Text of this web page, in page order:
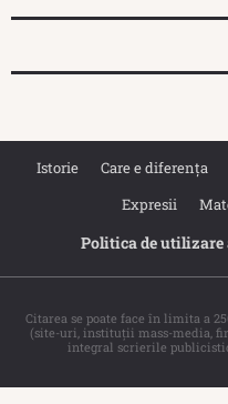
Istorie Care e diferența
Expresii
Politica de utilizare
Citarea se poate face în limita a
(site-uri, instituţii mass-media,
integral scrierile